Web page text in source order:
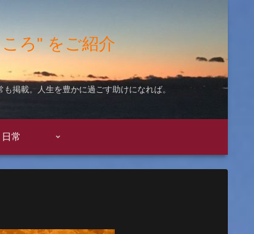
ろ" をご紹介
掲載。人生を豊かに過ごす助けになれば。
日常